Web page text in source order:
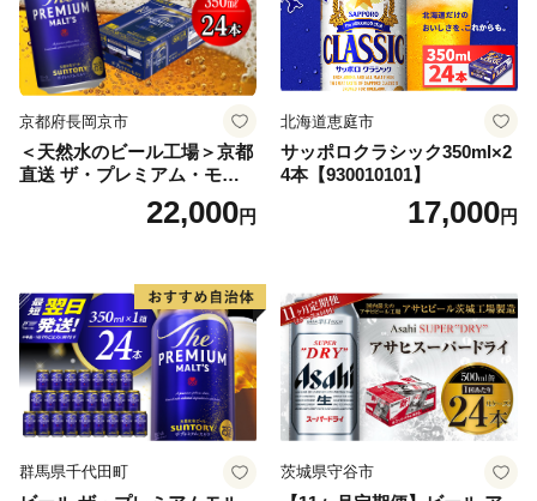
京都府長岡京市
＜天然水のビール工場＞京都
直送 ザ・プレミアム・モル
ツ 350ml×24本 プレモル [149
22,000円
北海道恵庭市
サッポロクラシック350ml×2
4本【930010101】
17,000円
群馬県千代田町 茨城県守谷市